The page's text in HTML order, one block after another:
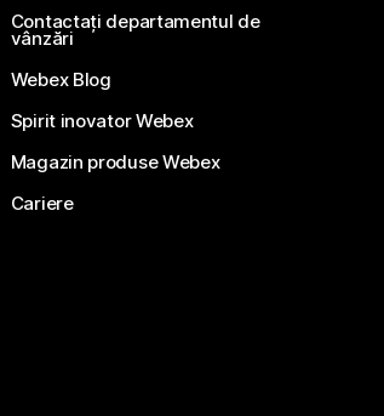
Contactați departamentul de
vânzări
Webex Blog
Spirit inovator Webex
Magazin produse Webex
Cariere